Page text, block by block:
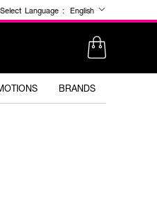
Select Language : English
BRANDS